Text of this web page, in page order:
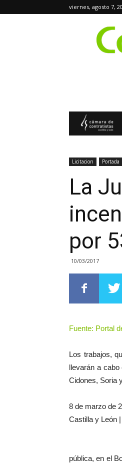
viernes, agosto 7,
Licitacion Portada
La
por
10/03/2017
Fuente: Portal
Los trabajos,
llevarán a cabo
Cidones, Soria
8 de marzo de
Castilla y León |
pública, en el